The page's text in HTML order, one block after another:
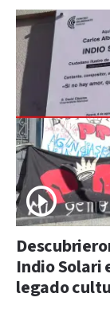
Indio Solari
legado